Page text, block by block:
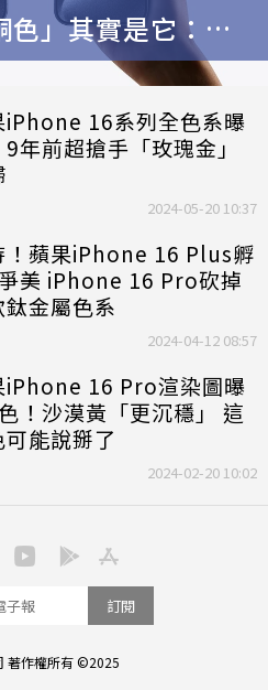
」其實是它：更
iPhone 16系列全色系曝
年前超搶手「玫瑰金」
2024-05-20 10:37
！蘋果iPhone 16 Plus孵
美 iPhone 16 Pro砍掉
鈦金屬色系
2024-04-12 08:57
iPhone 16 Pro渲染圖曝
！沙漠黃「更沉穩」 這
可能說掰了
2024-02-20 10:02
訂閱
著作權所有 ©2025